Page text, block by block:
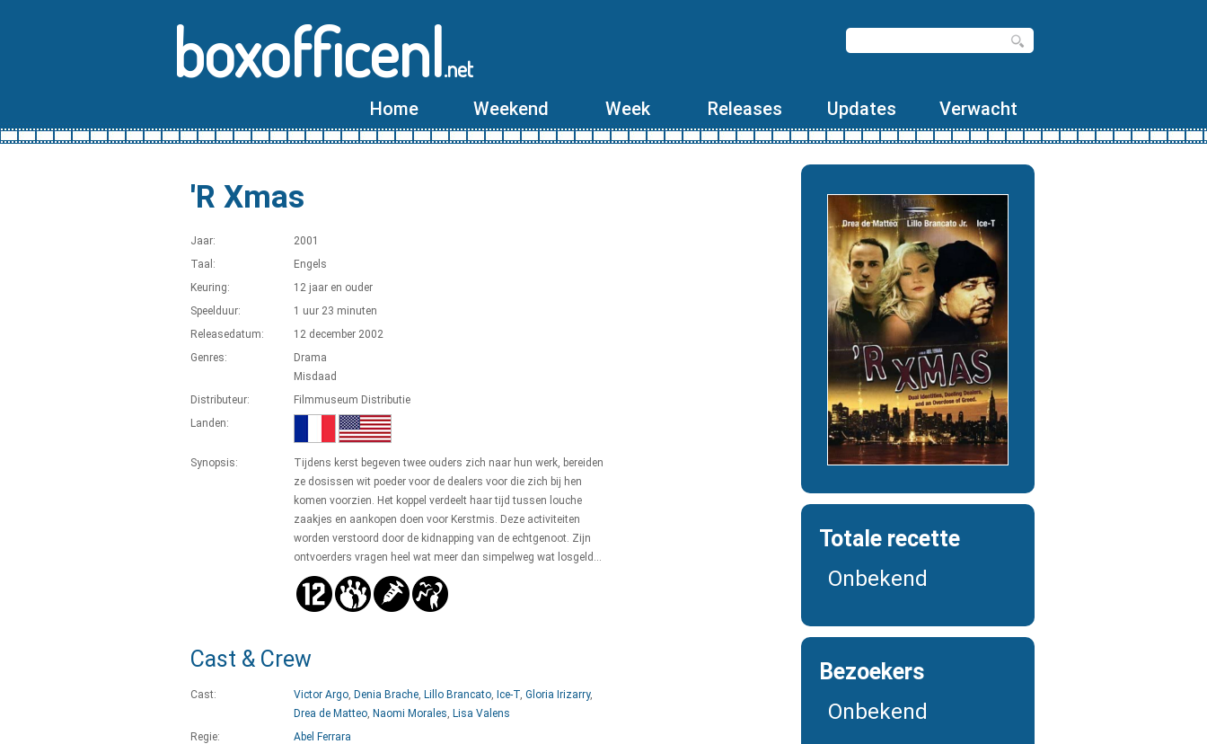
boxofficenl.net
Home Weekend Week Releases Updates Verwacht
'R Xmas
Jaar:
2001
Taal:
Engels
Keuring:
12 jaar en ouder
Speelduur:
1 uur 23 minuten
Releasedatum:
12 december 2002
Genres:
Drama
Misdaad
Distributeur:
Filmmuseum Distributie
Landen:
Synopsis:
Tijdens kerst begeven twee ouders zich naar hun werk, bereiden
ze dosissen wit poeder voor de dealers voor die zich bij hen
komen voorzien. Het koppel verdeelt haar tijd tussen louche
zaakjes en aankopen doen voor Kerstmis. Deze activiteiten
worden verstoord door de kidnapping van de echtgenoot. Zijn
ontvoerders vragen heel wat meer dan simpelweg wat losgeld...
Cast & Crew
Cast: Victor Argo, Denia Brache, Lillo Brancato, Ice-T, Gloria Irizarry,
Drea de Matteo, Naomi Morales, Lisa Valens
Regie:
Abel Ferrara
Totale recette
Onbekend
Bezoekers
Onbekend